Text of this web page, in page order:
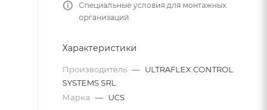
Специальные условия для монтажных
организаций
Характеристики
Производитель — ULTRAFLEX CONTROL
SYSTEMS SRL
Марка — UCS